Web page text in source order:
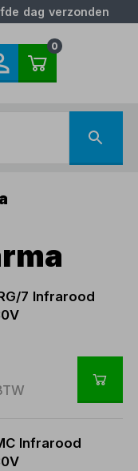
dag verzonden
0
7 Infrarood
Infrarood